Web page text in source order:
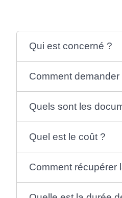
Qui est concerné ?
Comment
Quels sont les
Quel est le coût ?
Comment récupérer